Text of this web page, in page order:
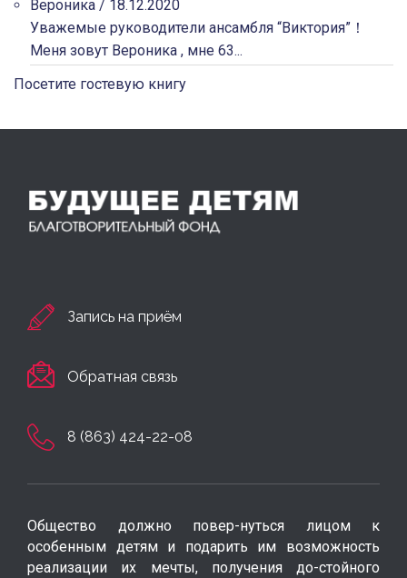
Вероника / 18.12.2020
Уважемые руководители ансамбля “Виктория”！
Меня зовут Вероника , мне 63...
Посетите гостевую книгу
Запись на приём
Обратная связь
8 (863) 424-22-08
Общество должно повер-нуться лицом к
особенным детям и подарить им возможность
реализации их мечты, получения до-стойного